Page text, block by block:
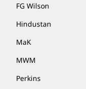
FG Wilson
Hindustan
MaK
MWM
Perkins